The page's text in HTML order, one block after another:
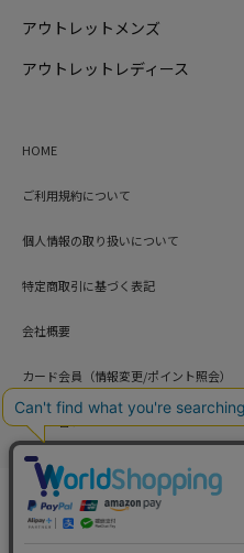
アウトレットメンズ
アウトレットレディース
HOME
ご利用規約について
個人情報の取り扱いについて
特定商取引に基づく表記
会社概要
カード会員（情報変更/ポイント照会）